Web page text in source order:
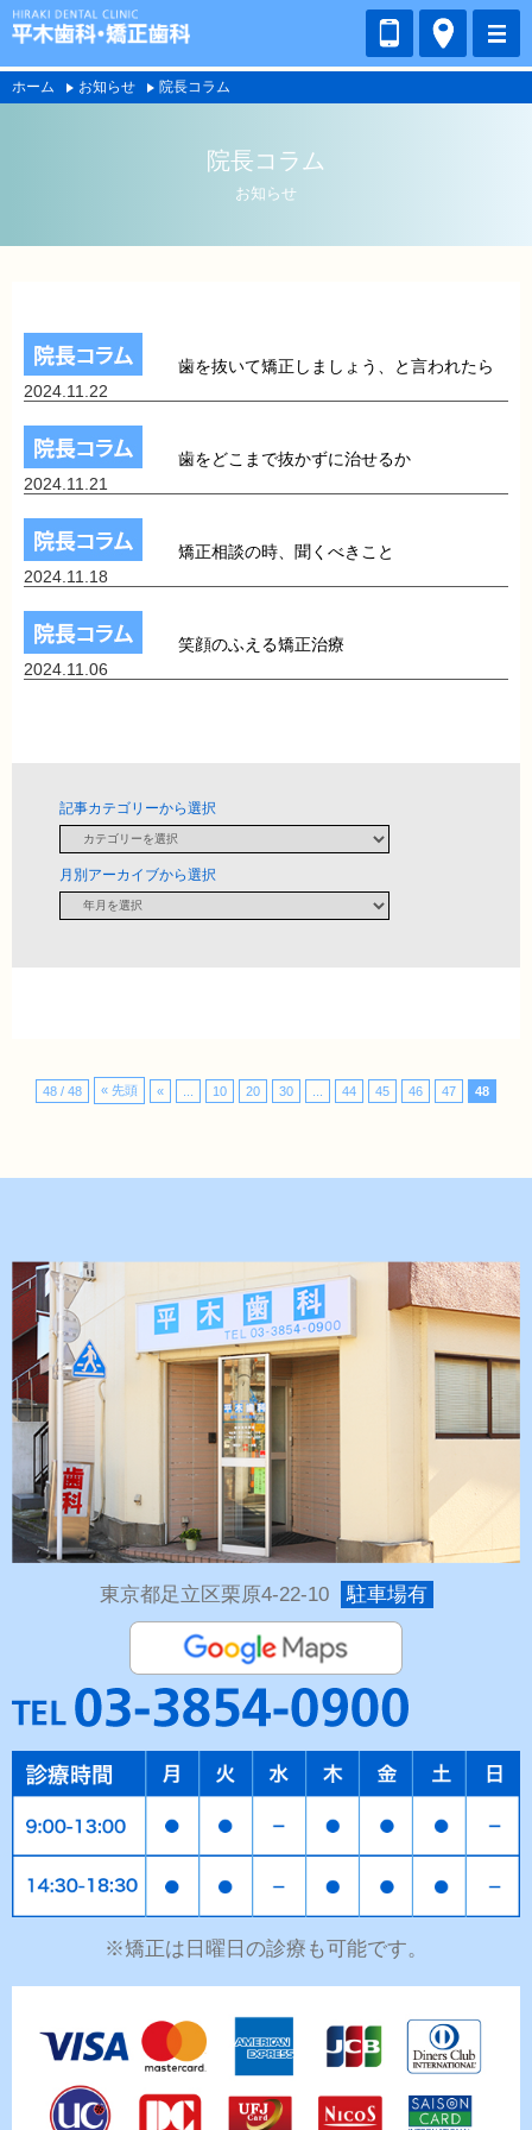
ホーム お知らせ 院長コラム
院長コラム
お知らせ
2024.11.22
歯を抜いて矯正しましょう、と言われたら
2024.11.21
歯をどこまで抜かずに治せるか
2024.11.18
矯正相談の時、聞くべきこと
2024.11.06
笑顔のふえる矯正治療
記事カテゴリーから選択
月別アーカイブから選択
48 / 48 « 先頭 « 10 20 30 44 45 46 47 48
東京都足立区栗原4-22-10 駐車場有
※矯正は日曜日の診療も可能です。